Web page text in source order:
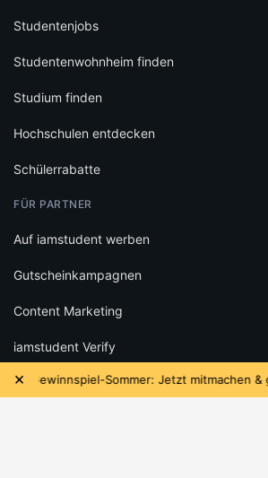
×
Gewinnspiel-Sommer: Jetzt mitmachen &
Studentenjobs
Studentenwohnheim finden
Studium finden
Hochschulen entdecken
Schülerrabatte
FÜR PARTNER
Auf iamstudent werben
Gutscheinkampagnen
Content Marketing
iamstudent Verify